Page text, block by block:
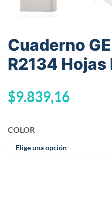
Cuaderno
R2134 Hojas
$9.839,16
COLOR